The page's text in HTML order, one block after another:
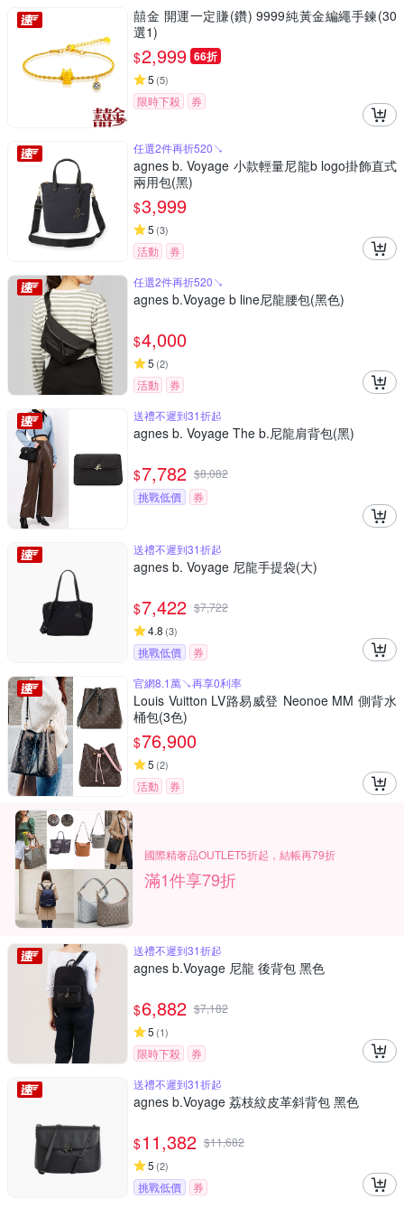
囍金 開運一定賺(鑽) 9999純黃金編繩手鍊(30
選1)
$2,999 66折
5 (5)
限時下殺 券
任選2件再折520↘
agnes b. Voyage 小款輕量尼龍b logo掛飾直式
兩用包(黑)
$3,999
5 (3)
活動
券
任選2件再折520↘
agnes b.Voyage b line尼龍腰包(黑色)
$4,000
5 (2)
活動
券
送禮不遲到31折起
agnes b. Voyage The b.尼龍肩背包(黑)
$7,782 $8,082
挑戰低價
券
送禮不遲到31折起
agnes b. Voyage 尼龍手提袋(大)
$7,422 $7,722
4.8 (3)
挑戰低價
券
官網8.1萬↘再享0利率
Louis Vuitton LV路易威登 Neonoe MM 側背水
桶包(3色)
$76,900
5 (2)
活動 券
國際精奢品OUTLET5折起，結帳再79折
滿1件享79折
送禮不遲到31折起
agnes b.Voyage 尼龍 後背包 黑色
$6,882 $7,182
5 (1)
限時下殺
券
送禮不遲到31折起
agnes b.Voyage 荔枝紋皮革斜背包 黑色
$11,382 $11,682
5 (2)
挑戰低價 券